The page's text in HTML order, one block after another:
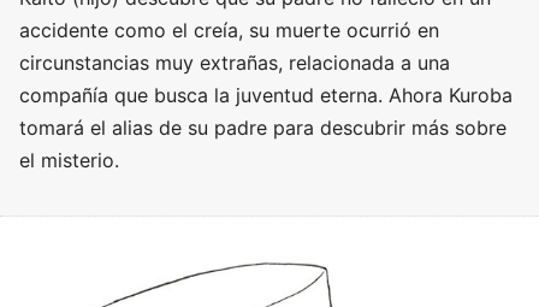
accidente como el creía, su muerte ocurrió en
circunstancias muy extrañas, relacionada a una
compañía que busca la juventud eterna. Ahora Kuroba
tomará el alias de su padre para descubrir más sobre
el misterio.